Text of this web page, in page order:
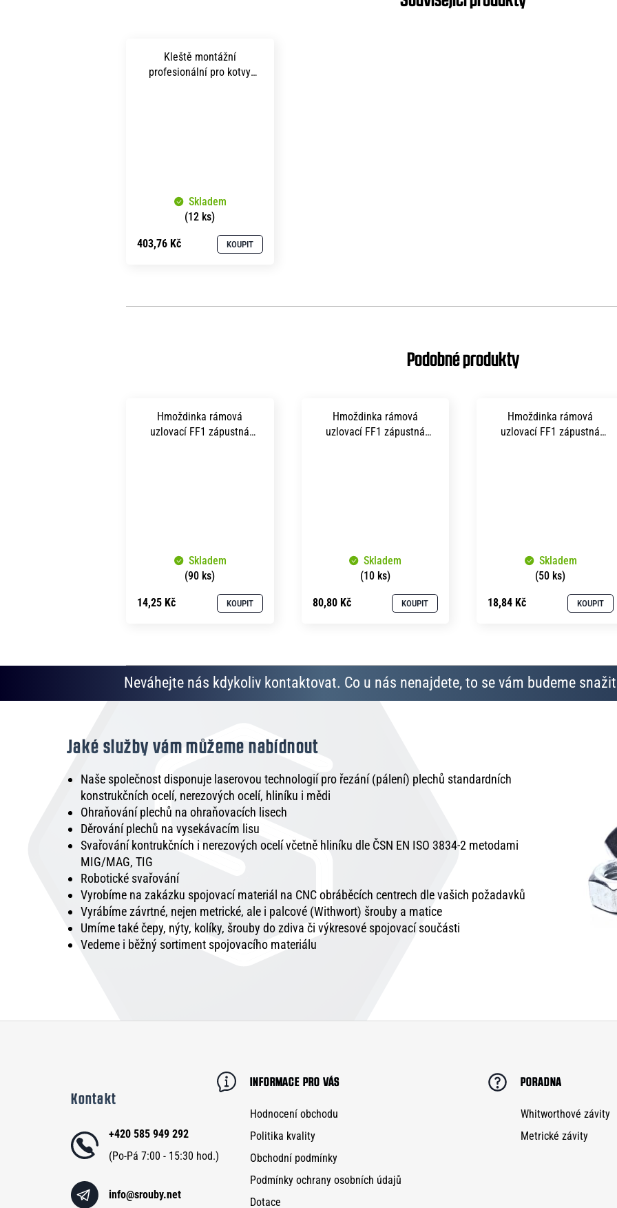
Kleště montážní
profesionální pro kotvy
Skladem
(12 ks)
403,76 Kč KOUPIT
Hmoždinka rámová
uzlovací FF1 zápustná
Skladem
(90 ks)
14,25 Kč KOUPIT
Hmoždinka rámová
uzlovací FF1 zápustná
Skladem
(10 ks)
80,80 Kč KOUPIT
Hmoždinka rámová
uzlovací FF1 zápustná
Skladem
(50 ks)
18,84 Kč KOUPIT
Neváhejte nás kdykoliv kontaktovat. Co u nás nenajdete, to se vám budeme
Jaké služby vám můžeme nabídnout
Naše společnost disponuje laserovou technologií pro řezání (pálení) plechů standardních
konstrukčních ocelí, nerezových ocelí, hliníku i mědi
Ohraňování plechů na ohraňovacích lisech
Děrování plechů na vysekávacím lisu
Svařování kontrukčních i nerezových ocelí včetně hliníku dle ČSN EN ISO 3834-2 metodami
MIG/MAG, TIG
Robotické svařování
Vyrobíme na zakázku spojovací materiál na CNC obráběcích centrech dle vašich požadavků
Vyrábíme závrtné, nejen metrické, ale i palcové (Withwort) šrouby a matice
Umíme také čepy, nýty, kolíky, šrouby do zdiva či výkresové spojovací součásti
Vedeme i běžný sortiment spojovacího materiálu
Kontakt
info@srouby.net
+420 585 949 292
INFORMACE PRO VÁS
Hodnocení obchodu
Politika kvality
Obchodní podmínky
Podmínky ochrany osobních údajů
Dotace
PORADNA
Whitworthové závity
Metrické závity